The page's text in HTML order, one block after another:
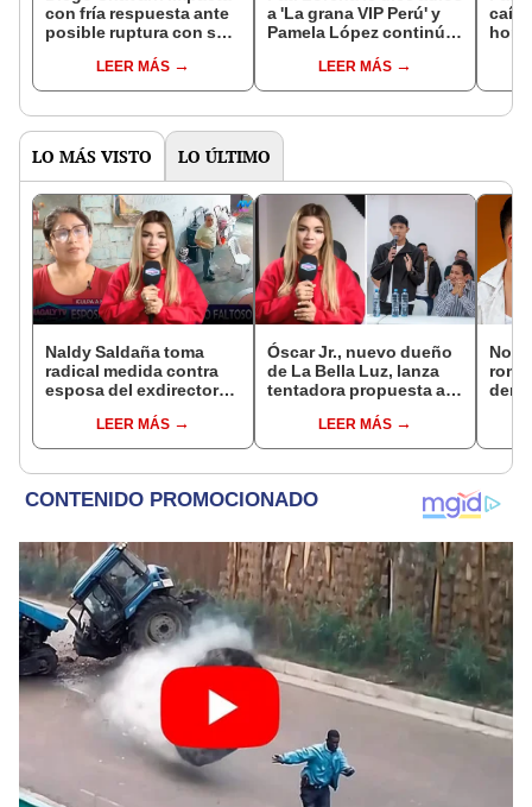
con fría respuesta ante
posible ruptura con su
con Gabriela Herrera:
"Ya llegará alguien más"
LEER MÁS
a 'La grana VIP Perú' y
Pamela López continúa
"Agradecer a mi familia"
LEER MÁS
se
LO MÁS VISTO LO ÚLTIMO
Naldy Saldaña toma
radical medida contra
esposa del exdirector
acusarla de tener
relación con él: “Es
LEER MÁS
Óscar Jr., nuevo dueño
de La Bella Luz, lanza
tentadora propuesta a
denuncia por
tocamientos: “Va a
LEER MÁS